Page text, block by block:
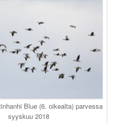
Blue (6. oikealta) parvessa
syyskuu 2018